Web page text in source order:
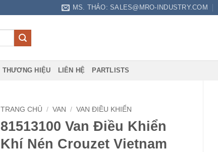
MS. THẢO: SALES@MRO-INDUSTRY.COM
THƯƠNG HIỆU LIÊN HỆ PARTLISTS
TRANG CHỦ / VAN / VAN ĐIỀU KHIỂN
81513100 Van Điều Khiển
Khí Nén Crouzet Vietnam